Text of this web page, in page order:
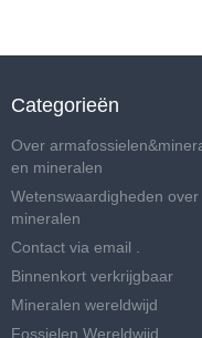
Categorieën
Over
en mineralen
Wetenswaardigheden
mineralen
Contact via email .
Binnenkort verkrijgbaar
Mineralen wereldwijd
Fossielen Wereldwijd.